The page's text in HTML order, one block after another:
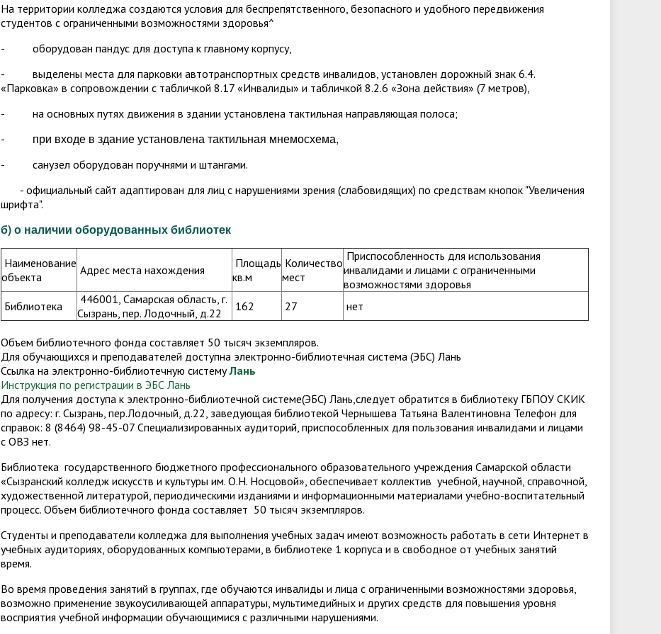
На территории колледжа создаются условия для беспрепятственного, безопасного и удобного передвижения
студентов с ограниченными возможностями здоровья^
- оборудован пандус для доступа к главному корпусу,
- выделены места для парковки автотранспортных средств инвалидов, установлен дорожный знак 6.4.
«Парковка» в сопровождении с табличкой 8.17 «Инвалиды» и табличкой 8.2.6 «Зона действия» (7 метров),
- на основных путях движения в здании установлена тактильная направляющая полоса;
- при входе в здание установлена тактильная мнемосхема,
- санузел оборудован поручнями и штангами.
- официальный сайт адаптирован для лиц с нарушениями зрения (слабовидящих) по средствам кнопок "Увеличения
шрифта".
б) о наличии оборудованных библиотек
Наименование
объекта
Адрес места нахождения
Площадь
кв.м
Количество
мест
Приспособленность для использования
инвалидами и лицами с ограниченными
возможностями здоровья
Библиотека
446001, Самарская область, г.
Сызрань, пер. Лодочный, д.22
162 27 нет
Объем библиотечного фонда составляет 50 тысяч экземпляров.
Для обучающихся и преподавателей доступна электронно-библиотечная система (ЭБС) Лань
Ссылка на электронно-библиотечную системуЛань
Инструкция по регистрации в ЭБС Лань
Для получения доступа к электронно-библиотечной системе(ЭБС) Лань,следует обратится в библиотеку ГБПОУ СКИК
по адресу: г. Сызрань, пер.Лодочный, д.22, заведующая библиотекой Чернышева Татьяна Валентиновна Телефон для
справок: 8 (8464) 98-45-07 Специализированных аудиторий, приспособленных для пользования инвалидами и лицами
с ОВЗ нет.
Библиотека государственного бюджетного профессионального образовательного учреждения Самарской области
«Сызранский колледж искусств и культуры им. О.Н. Носцовой», обеспечивает коллектив учебной, научной, справочной,
художественной литературой, периодическими изданиями и информационными материалами учебно-воспитательный
процесс. Объем библиотечного фонда составляет 50 тысяч экземпляров.
Студенты и преподаватели колледжа для выполнения учебных задач имеют возможность работать в сети Интернет в
учебных аудиториях, оборудованных компьютерами, в библиотеке 1 корпуса и в свободное от учебных занятий
время.
Во время проведения занятий в группах, где обучаются инвалиды и лица с ограниченными возможностями здоровья,
возможно применение звукоусиливающей аппаратуры, мультимедийных и других средств для повышения уровня
восприятия учебной информации обучающимися с различными нарушениями.